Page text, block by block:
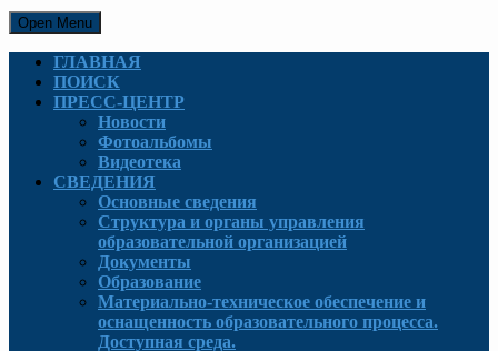
Open Menu
ГЛАВНАЯ
ПОИСК
ПРЕСС-ЦЕНТР
Новости
Фотоальбомы
Видеотека
СВЕДЕНИЯ
Основные сведения
Структура и органы управления
образовательной организацией
Документы
Образование
Материально-техническое обеспечение и
оснащенность образовательного процесса.
Доступная среда.